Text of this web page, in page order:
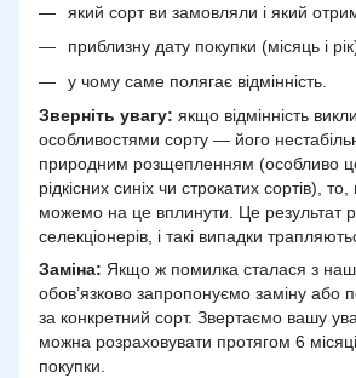
який сорт ви замовляли і який
приблизну дату покупки (місяць і
у чому саме полягає відмінність.
Зверніть увагу: якщо відмінність
особливостями сорту — його
природним розщепленням (особливо
рідкісних синіх чи строкатих сортів),
можемо на це вплинути. Це результат
селекціонерів, і такі випадки
Заміна: Якщо ж помилка сталася з
обов’язково запропонуємо заміну або
за конкретний сорт. Звертаємо вашу
можна розраховувати протягом 6
покупки.